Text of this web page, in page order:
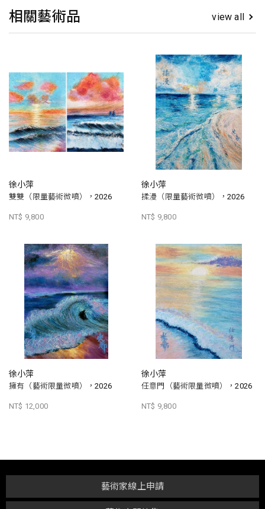
相關藝術品 view all
徐小萍
雙雙（限量藝術微噴），2026
NT$ 9,800
徐小萍
揉漫（限量藝術微噴），2026
NT$ 9,800
徐小萍
擁有（藝術限量微噴），2026
NT$ 12,000
徐小萍
任意門（藝術限量微噴），2026
NT$ 9,800
藝術家線上申請